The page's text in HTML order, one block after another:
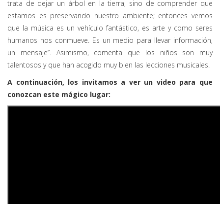
trata de dejar un árbol en la tierra, sino de comprender que
estamos es preservando nuestro ambiente; entonces vemos
que la música es un vehículo fantástico, es arte y como seres
humanos nos conmueve. Es un medio para llevar información,
un mensaje”. Asimismo, comenta que los niños son muy
talentosos y que han acogido muy bien las lecciones musicales.
A continuación, los invitamos a ver un video para que
conozcan este mágico lugar: